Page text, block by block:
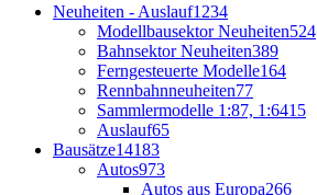
Neuheiten - Auslauf1234
Modellbausektor Neuheiten524
Bahnsektor Neuheiten389
Ferngesteuerte Modelle164
Rennbahnneuheiten77
Sammlermodelle 1:87, 1:6415
Auslauf65
Bausätze14183
Autos973
Autos aus Europa266